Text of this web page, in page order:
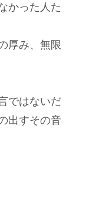
かった人た
厚み、無限
ではないだ
出すその音